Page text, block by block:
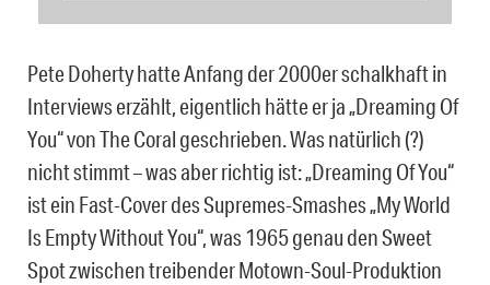
Pete Doherty hatte Anfang der 2000er schalkhaft in
Interviews erzählt, eigentlich hätte er ja „Dreaming Of
You“ von The Coral geschrieben. Was natürlich (?)
nicht stimmt – was aber richtig ist: „Dreaming Of You“
ist ein Fast-Cover des Supremes-Smashes „My World
Is Empty Without You“, was 1965 genau den Sweet
Spot zwischen treibender Motown-Soul-Produktion